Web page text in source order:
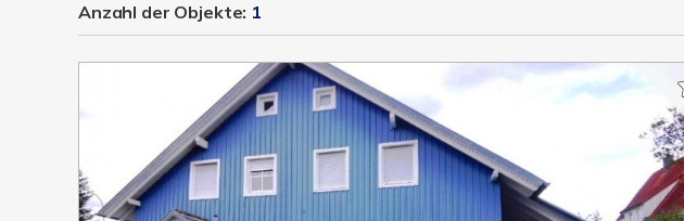
Anzahl der Objekte: 1